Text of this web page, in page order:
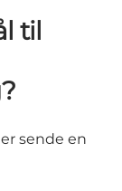
til
sende en